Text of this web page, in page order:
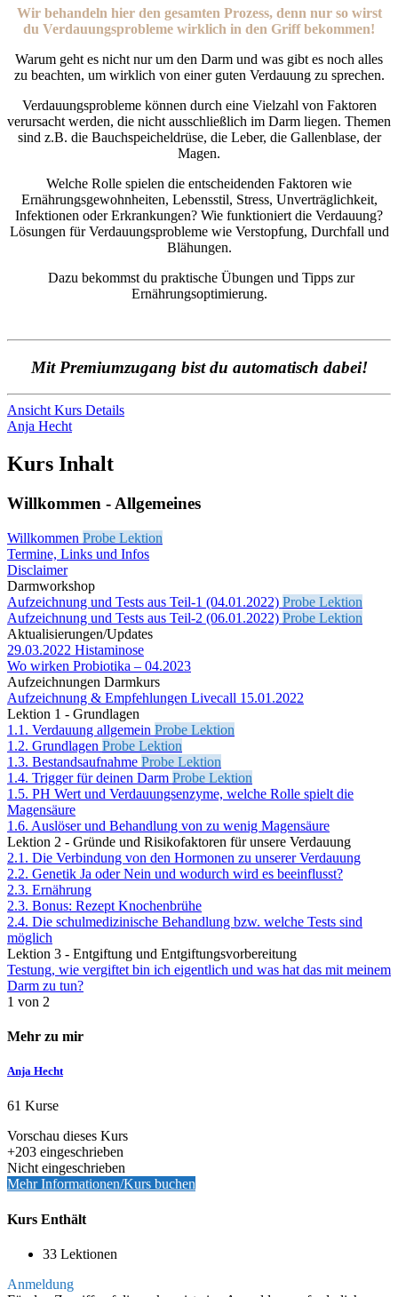
Wir behandeln hier den gesamten Prozess, denn nur so wirst
du Verdauungsprobleme wirklich in den Griff bekommen!
Warum geht es nicht nur um den Darm und was gibt es noch alles
zu beachten, um wirklich von einer guten Verdauung zu sprechen.
Verdauungsprobleme können durch eine Vielzahl von Faktoren
verursacht werden, die nicht ausschließlich im Darm liegen. Themen
sind z.B. die Bauchspeicheldrüse, die Leber, die Gallenblase, der
Magen.
Welche Rolle spielen die entscheidenden Faktoren wie
Ernährungsgewohnheiten, Lebensstil, Stress, Unverträglichkeit,
Infektionen oder Erkrankungen? Wie funktioniert die Verdauung?
Lösungen für Verdauungsprobleme wie Verstopfung, Durchfall und
Blähungen.
Dazu bekommst du praktische Übungen und Tipps zur
Ernährungsoptimierung.
Mit Premiumzugang bist du automatisch dabei!
Ansicht Kurs Details
Anja Hecht
Kurs Inhalt
Willkommen - Allgemeines
Willkommen Probe Lektion
Termine, Links und Infos
Disclaimer
Darmworkshop
Aufzeichnung und Tests aus Teil-1 (04.01.2022) Probe Lektion
Aufzeichnung und Tests aus Teil-2 (06.01.2022) Probe Lektion
Aktualisierungen/Updates
29.03.2022 Histaminose
Wo wirken Probiotika – 04.2023
Aufzeichnungen Darmkurs
Aufzeichnung & Empfehlungen Livecall 15.01.2022
Lektion 1 - Grundlagen
1.1. Verdauung allgemein Probe Lektion
1.2. Grundlagen Probe Lektion
1.3. Bestandsaufnahme Probe Lektion
1.4. Trigger für deinen Darm Probe Lektion
1.5. PH Wert und Verdauungsenzyme, welche Rolle spielt die
Magensäure
1.6. Auslöser und Behandlung von zu wenig Magensäure
Lektion 2 - Gründe und Risikofaktoren für unsere Verdauung
2.1. Die Verbindung von den Hormonen zu unserer Verdauung
2.2. Genetik Ja oder Nein und wodurch wird es beeinflusst?
2.3. Ernährung
2.3. Bonus: Rezept Knochenbrühe
2.4. Die schulmedizinische Behandlung bzw. welche Tests sind
möglich
Lektion 3 - Entgiftung und Entgiftungsvorbereitung
Testung, wie vergiftet bin ich eigentlich und was hat das mit meinem
Darm zu tun?
1 von 2
Mehr zu mir
Anja Hecht
61 Kurse
Vorschau dieses Kurs
+203 eingeschrieben
Nicht eingeschrieben
Mehr Informationen/Kurs buchen
Kurs Enthält
33 Lektionen
Anmeldung